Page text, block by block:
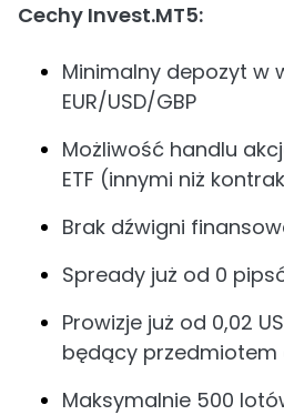
Cechy Invest.MT5:
Minimalny depozyt w
EUR/USD/GBP
Możliwość handlu
ETF (innymi niż
Brak dźwigni
Spready już od 0
Prowizje już od 0,02
będący przedmiotem
Maksymalnie 500